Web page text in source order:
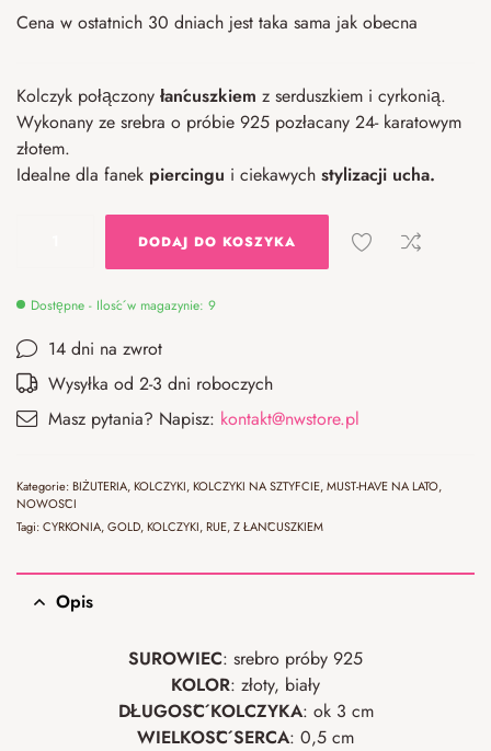
Cena w ostatnich 30 dniach jest taka sama jak obecna
Kolczyk połączony łańcuszkiem z serduszkiem i cyrkonią.
Wykonany ze srebra o próbie 925 pozłacany 24- karatowym
złotem.
Idealne dla fanek piercingu i ciekawych stylizacji ucha.
DODAJ DO KOSZYKA
Dostępne - Ilość w magazynie: 9
14 dni na zwrot
Wysyłka od 2-3 dni roboczych
Masz pytania? Napisz: kontakt@nwstore.pl
Kategorie:BIŻUTERIA,KOLCZYKI,KOLCZYKI NA SZTYFCIE,MUST-HAVE NA LATO,
NOWOŚCI
Tagi:CYRKONIA,GOLD,KOLCZYKI,RUE,Z ŁAŃCUSZKIEM
Opis
SUROWIEC: srebro próby 925
KOLOR: złoty, biały
DŁUGOŚĆ KOLCZYKA: ok 3 cm
WIELKOŚĆ SERCA: 0,5 cm